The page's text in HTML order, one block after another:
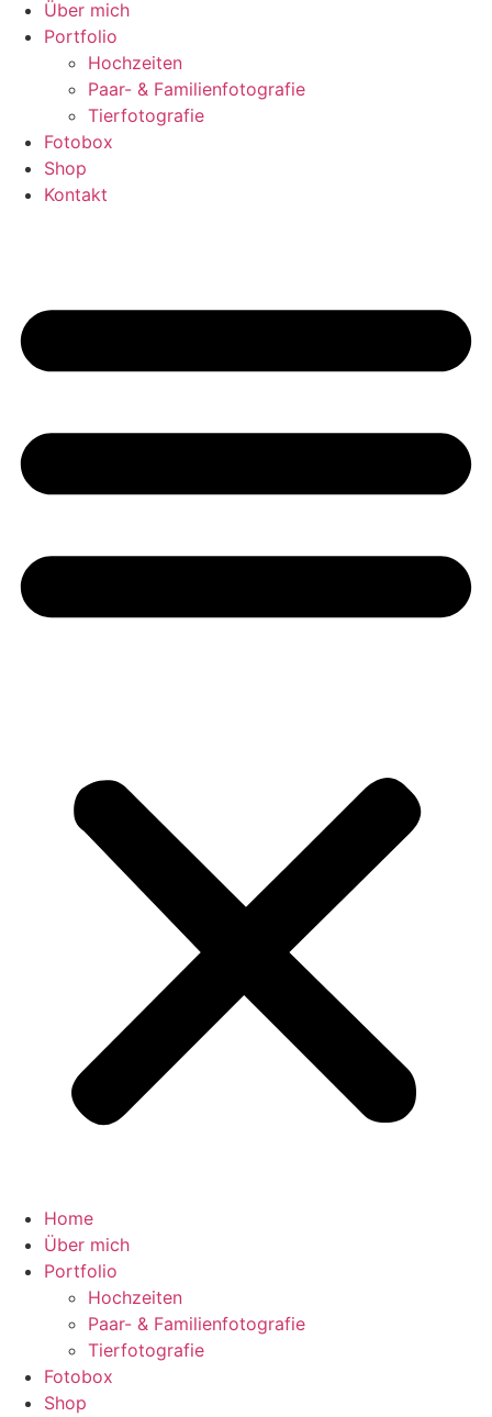
Über mich
Portfolio
Hochzeiten
Paar- & Familienfotografie
Tierfotografie
Fotobox
Shop
Kontakt
Home
Über mich
Portfolio
Hochzeiten
Paar- & Familienfotografie
Tierfotografie
Fotobox
Shop